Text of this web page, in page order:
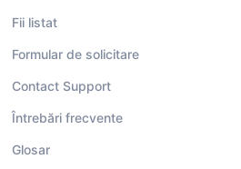
Fii listat
Formular de solicitare
Contact Support
Întrebări frecvente
Glosar